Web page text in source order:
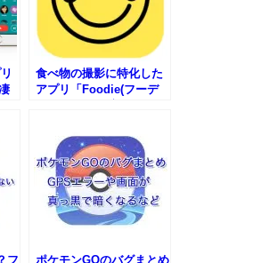
食べ物の撮影に特化した
アプリ「Foodie(フーデ
フ
ポケモンGOのバグまとめ